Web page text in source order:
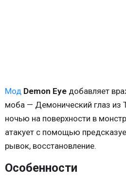
Мод Demon Eye добавляет
моба — Демонический глаз из
ночью на поверхности в
атакует с помощью
рывок, восстановление.
Особенности